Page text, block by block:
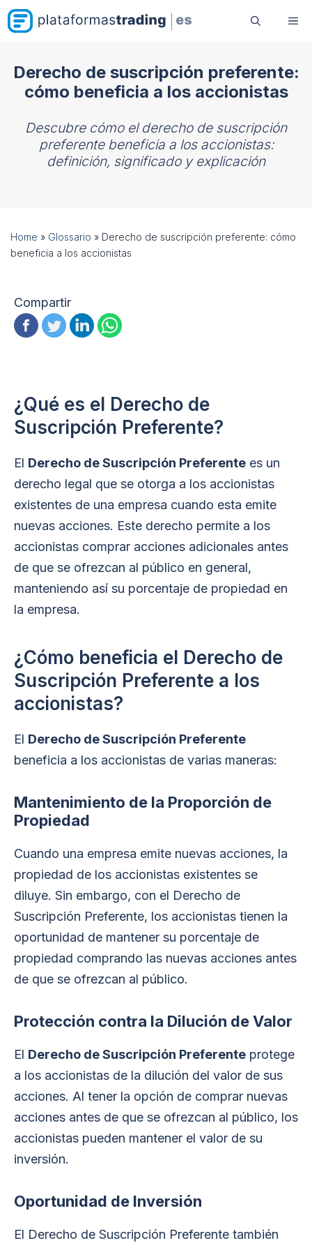
Saltar
al
Derecho de suscripción preferente:
cómo beneficia a los accionistas
Descubre cómo el derecho de suscripción
preferente beneficia a los accionistas:
definición, significado y explicación
Home » Glossario » Derecho de suscripción preferente: cómo
beneficia a los accionistas
Compartir
¿Qué es el Derecho de
Suscripción Preferente?
El Derecho de Suscripción Preferente es un
derecho legal que se otorga a los accionistas
existentes de una empresa cuando esta emite
nuevas acciones. Este derecho permite a los
accionistas comprar acciones adicionales antes
de que se ofrezcan al público en general,
manteniendo así su porcentaje de propiedad en
la empresa.
¿Cómo beneficia el Derecho de
Suscripción Preferente a los
accionistas?
El Derecho de Suscripción Preferente
beneficia a los accionistas de varias maneras:
Mantenimiento de la Proporción de
Propiedad
Cuando una empresa emite nuevas acciones, la
propiedad de los accionistas existentes se
diluye. Sin embargo, con el Derecho de
Suscripción Preferente, los accionistas tienen la
oportunidad de mantener su porcentaje de
propiedad comprando las nuevas acciones antes
de que se ofrezcan al público.
Protección contra la Dilución de Valor
El Derecho de Suscripción Preferente protege
a los accionistas de la dilución del valor de sus
acciones. Al tener la opción de comprar nuevas
acciones antes de que se ofrezcan al público, los
accionistas pueden mantener el valor de su
inversión.
Oportunidad de Inversión
El Derecho de Suscripción Preferente también